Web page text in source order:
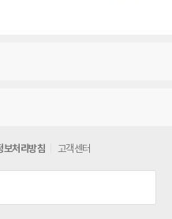
보처리방침 고객센터